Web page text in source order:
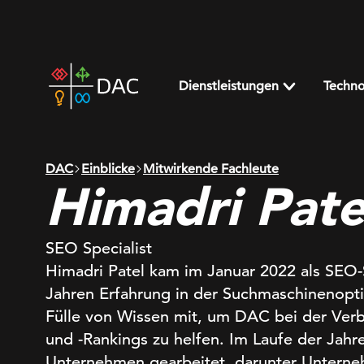
home
page
Dienstleistungen
DAC Einblicke Mitwirkende Fachleute
Himadri
SEO Specialist
Himadri Patel kam im Januar 2022 als
Jahren Erfahrung in der
Fülle von Wissen mit, um DAC bei der
und -Rankings zu helfen. Im Laufe der